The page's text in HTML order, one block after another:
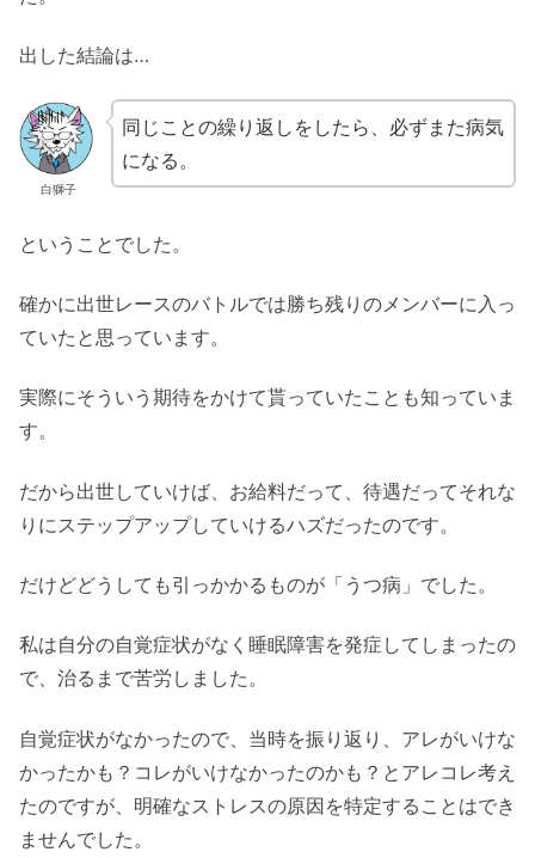
出した結論は…
白獅子
同じことの繰り返しをしたら、必ずまた病気
になる。
ということでした。
確かに出世レースのバトルでは勝ち残りのメンバーに入っ
ていたと思っています。
実際にそういう期待をかけて貰っていたことも知っていま
す。
だから出世していけば、お給料だって、待遇だってそれな
りにステップアップしていけるハズだったのです。
だけどどうしても引っかかるものが「うつ病」でした。
私は自分の自覚症状がなく睡眠障害を発症してしまったの
で、治るまで苦労しました。
自覚症状がなかったので、当時を振り返り、アレがいけな
かったかも？コレがいけなかったのかも？とアレコレ考え
たのですが、明確なストレスの原因を特定することはでき
ませんでした。